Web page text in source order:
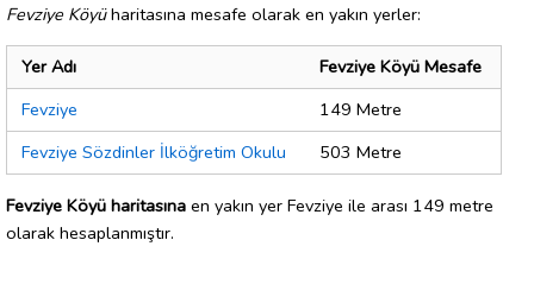
Fevziye Köyüharitasına mesafe olarak en yakın yerler:
Yer Adı
Fevziye Köyü Mesafe
Fevziye
149 Metre
Fevziye Sözdinler İlköğretim Okulu
503 Metre
Fevziye Köyü haritasına en yakın yer Fevziye ile arası 149 metre
olarak hesaplanmıştır.